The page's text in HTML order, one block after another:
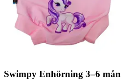
Swimpy Enhörning 3–6 mån